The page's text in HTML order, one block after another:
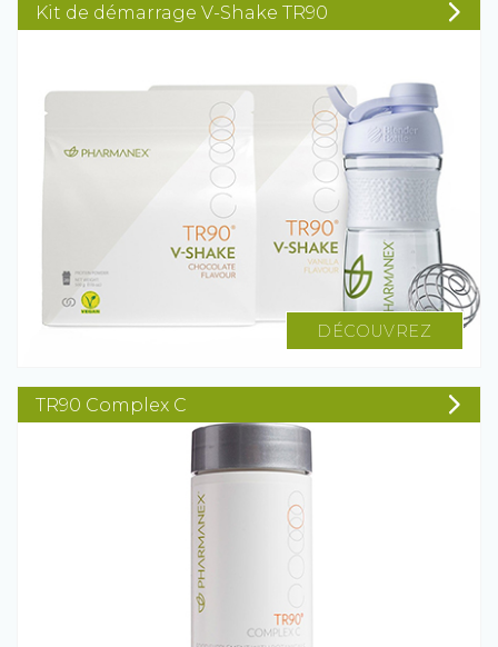
Kit de démarrage V-Shake TR90
DÉCOUVREZ
TR90 Complex C